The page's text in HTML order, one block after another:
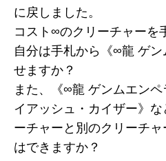
に戻しました。
コスト∞のクリーチャーを
自分は手札から《∞龍 ゲ
せますか？
また、《∞龍 ゲンムエン
イアッシュ・カイザー》
ーチャーと別のクリーチ
はできますか？